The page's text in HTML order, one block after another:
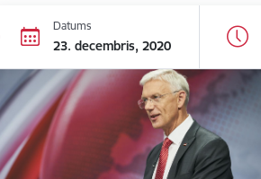
Datums
23. decembris, 2020